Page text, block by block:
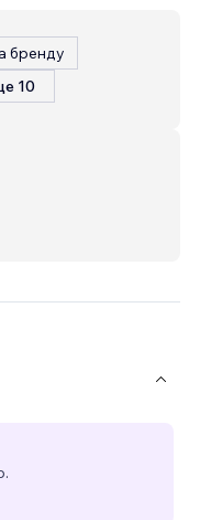
бренду
10